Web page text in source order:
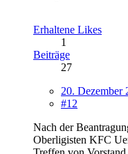
Erhaltene Likes
1
Beiträge
27
20. Dezember
#12
Nach der
Oberligisten KFC